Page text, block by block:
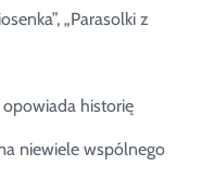
„Parasolki z
opowiada historię
niewiele wspólnego